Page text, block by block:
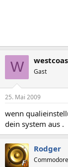
W Gast
25. Mai 2009
wenn
dein system aus .
Rodger
Commodore